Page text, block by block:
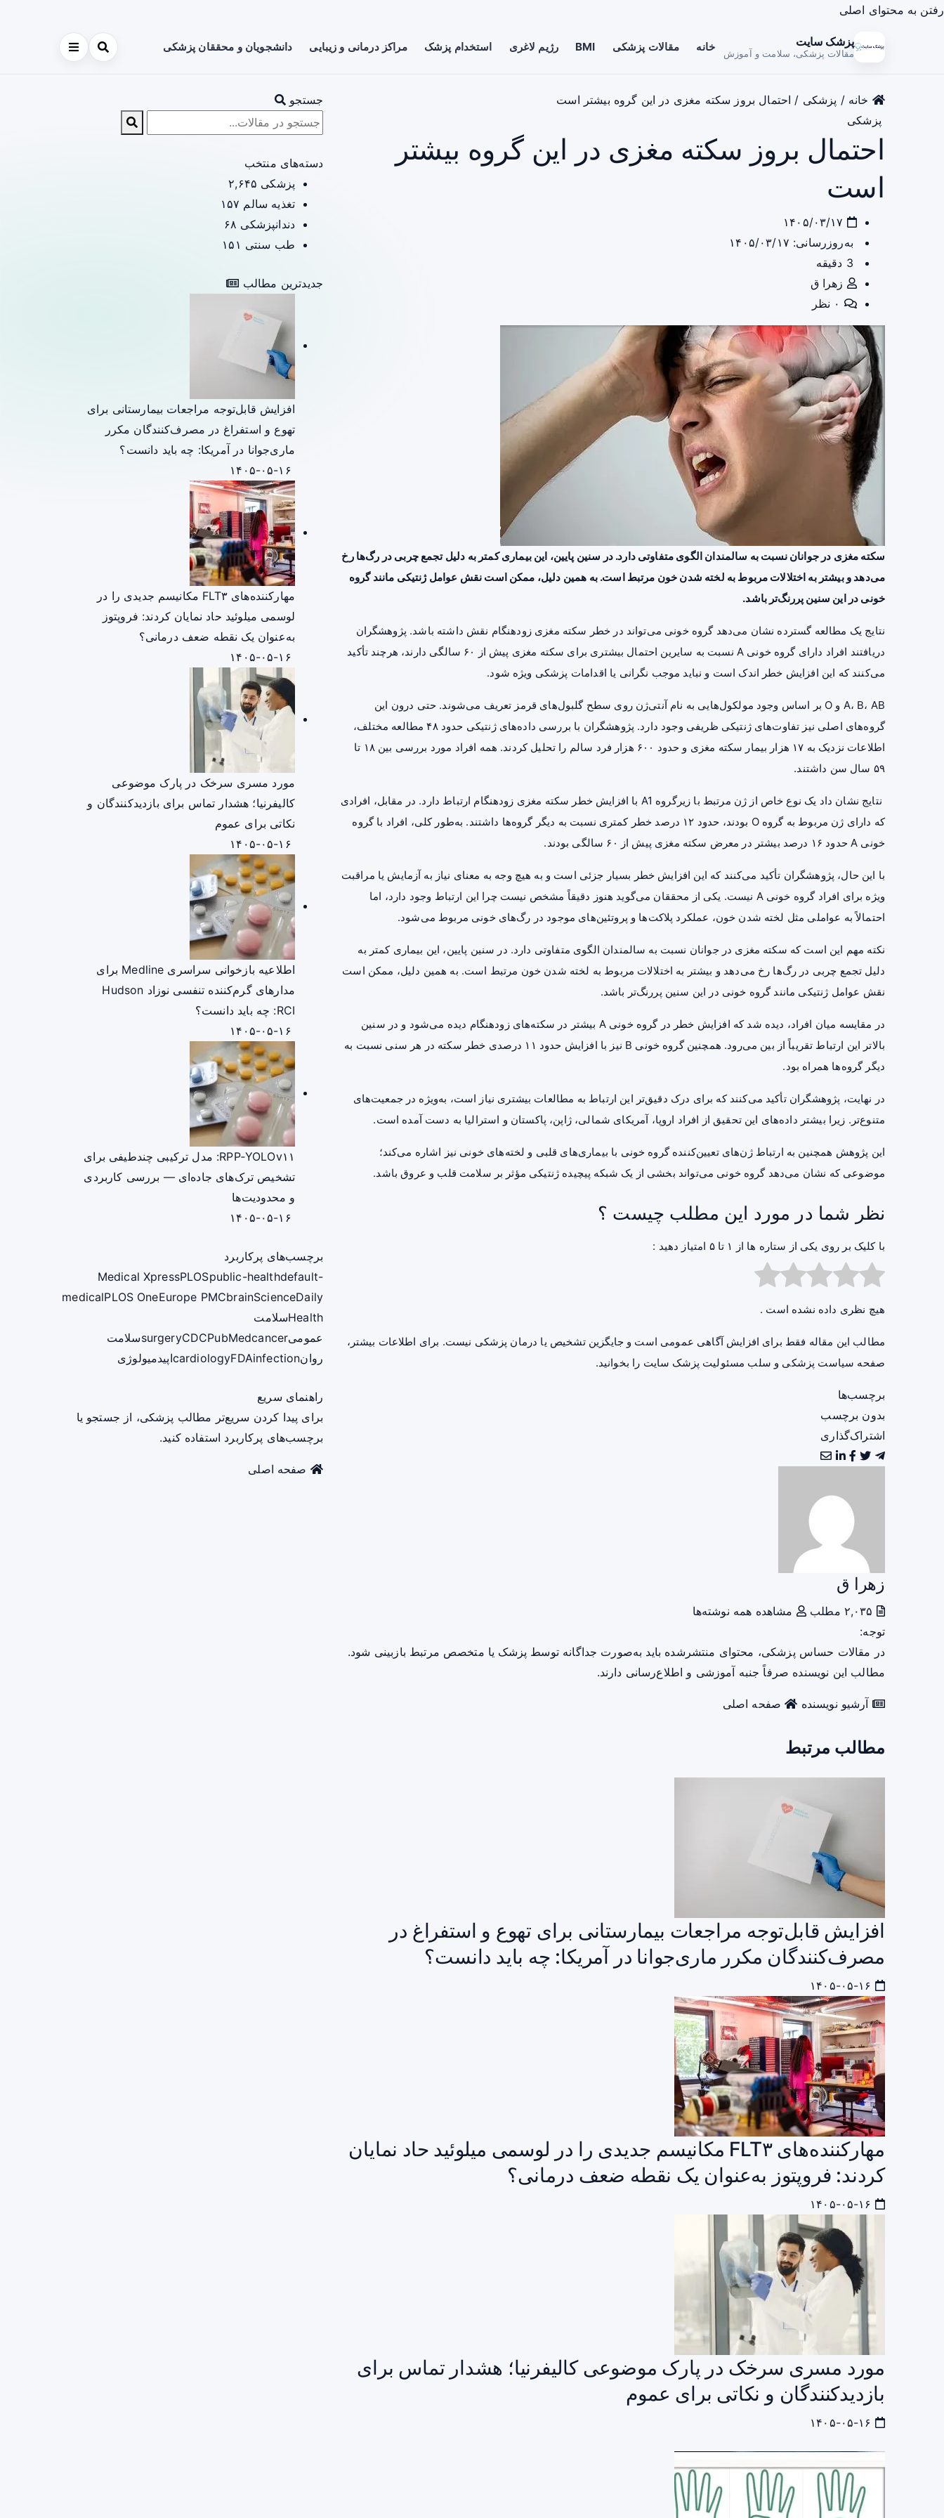
رفتن به محتوای اصلی
پزشک سایت
مقالات پزشکی، سلامت و آموزش خانه مقالات پزشکی BMI رژیم لاغری استخدام پزشک مراکز درمانی و زیبایی دانشجویان و محققان پزشکی
خانه / پزشکی / احتمال بروز سکته مغزی در این گروه بیشتر است
پزشکی
احتمال بروز سکته مغزی در این گروه بیشتر
است
به‌روزرسانی: ۱۴۰۵/۰۳/۱۷
زهرا ق
سکته مغزی در جوانان نسبت به سالمندان الگوی متفاوتی دارد. در سنین پایین، این بیماری کمتر به دلیل تجمع چربی در رگ‌ها رخ
می‌دهد و بیشتر به اختلالات مربوط به لخته شدن خون مرتبط است. به همین دلیل، ممکن است نقش عوامل ژنتیکی مانند گروه
خونی در این سنین پررنگ‌تر باشد.
نتایج یک مطالعه گسترده نشان می‌دهد گروه خونی می‌تواند در خطر سکته مغزی زودهنگام نقش داشته باشد. پژوهشگران
دریافتند افراد دارای گروه خونی A نسبت به سایرین احتمال بیشتری برای سکته مغزی پیش از ۶۰ سالگی دارند، هرچند تأکید
می‌کنند که این افزایش خطر اندک است و نباید موجب نگرانی یا اقدامات پزشکی ویژه شود.
A، B، AB و O بر اساس وجود مولکول‌هایی به نام آنتی‌ژن روی سطح گلبول‌های قرمز تعریف می‌شوند. حتی درون این
گروه‌های اصلی نیز تفاوت‌های ژنتیکی ظریفی وجود دارد. پژوهشگران با بررسی داده‌های ژنتیکی حدود ۴۸ مطالعه مختلف،
اطلاعات نزدیک به ۱۷ هزار بیمار سکته مغزی و حدود ۶۰۰ هزار فرد سالم را تحلیل کردند. همه افراد مورد بررسی بین ۱۸ تا
۵۹ سال سن داشتند.
نتایج نشان داد یک نوع خاص از ژن مرتبط با زیرگروه A1 با افزایش خطر سکته مغزی زودهنگام ارتباط دارد. در مقابل، افرادی
که دارای ژن مربوط به گروه O بودند، حدود ۱۲ درصد خطر کمتری نسبت به دیگر گروه‌ها داشتند. به‌طور کلی، افراد با گروه
خونی A حدود ۱۶ درصد بیشتر در معرض سکته مغزی پیش از ۶۰ سالگی بودند.
با این حال، پژوهشگران تأکید می‌کنند که این افزایش خطر بسیار جزئی است و به هیچ وجه به معنای نیاز به آزمایش یا مراقبت
ویژه برای افراد گروه خونی A نیست. یکی از محققان می‌گوید هنوز دقیقاً مشخص نیست چرا این ارتباط وجود دارد، اما
احتمالاً به عواملی مثل لخته شدن خون، عملکرد پلاکت‌ها و پروتئین‌های موجود در رگ‌های خونی مربوط می‌شود.
نکته مهم این است که سکته مغزی در جوانان نسبت به سالمندان الگوی متفاوتی دارد. در سنین پایین، این بیماری کمتر به
دلیل تجمع چربی در رگ‌ها رخ می‌دهد و بیشتر به اختلالات مربوط به لخته شدن خون مرتبط است. به همین دلیل، ممکن است
نقش عوامل ژنتیکی مانند گروه خونی در این سنین پررنگ‌تر باشد.
در مقایسه میان افراد، دیده شد که افزایش خطر در گروه خونی A بیشتر در سکته‌های زودهنگام دیده می‌شود و در سنین
بالاتر این ارتباط تقریباً از بین می‌رود. همچنین گروه خونی B نیز با افزایش حدود ۱۱ درصدی خطر سکته در هر سنی نسبت به
دیگر گروه‌ها همراه بود.
در نهایت، پژوهشگران تأکید می‌کنند که برای درک دقیق‌تر این ارتباط به مطالعات بیشتری نیاز است، به‌ویژه در جمعیت‌های
متنوع‌تر. زیرا بیشتر داده‌های این تحقیق از افراد اروپا، آمریکای شمالی، ژاپن، پاکستان و استرالیا به دست آمده است.
این پژوهش همچنین به ارتباط ژن‌های تعیین‌کننده گروه خونی با بیماری‌های قلبی و لخته‌های خونی نیز اشاره می‌کند؛
موضوعی که نشان می‌دهد گروه خونی می‌تواند بخشی از یک شبکه پیچیده ژنتیکی مؤثر بر سلامت قلب و عروق باشد.
نظر شما در مورد این مطلب چیست ؟
با کلیک بر روی یکی از ستاره ها از ۱ تا ۵ امتیاز دهید :
هیچ نظری داده نشده است .
مطالب این مقاله فقط برای افزایش آگاهی عمومی است و جایگزین تشخیص یا درمان پزشکی نیست. برای اطلاعات بیشتر،
صفحه سیاست پزشکی و سلب مسئولیت پزشک سایت را بخوانید.
برچسب‌ها
بدون برچسب
اشتراک‌گذاری
زهرا ق
مشاهده همه نوشته‌ها
توجه:
در مقالات حساس پزشکی، محتوای منتشرشده باید به‌صورت جداگانه توسط پزشک یا متخصص مرتبط بازبینی شود.
مطالب این نویسنده صرفاً جنبه آموزشی و اطلاع‌رسانی دارند.
آرشیو نویسنده صفحه اصلی
مطالب مرتبط
افزایش قابل‌توجه مراجعات بیمارستانی برای تهوع و استفراغ در
مصرف‌کنندگان مکرر ماری‌جوانا در آمریکا: چه باید دانست؟
مهارکننده‌های FLT۳ مکانیسم جدیدی را در لوسمی میلوئید حاد نمایان
کردند: فروپتوز به‌عنوان یک نقطه ضعف درمانی؟
مورد مسری سرخک در پارک موضوعی کالیفرنیا؛ هشدار تماس برای
بازدیدکنندگان و نکاتی برای عموم
جستجو
دسته‌های منتخب
پزشکی ۲,۶۴۵
تغذیه سالم ۱۵۷
دندانپزشکی ۶۸
طب سنتی ۱۵۱
جدیدترین مطالب
افزایش قابل‌توجه مراجعات بیمارستانی برای
تهوع و استفراغ در مصرف‌کنندگان مکرر
ماری‌جوانا در آمریکا: چه باید دانست؟
مهارکننده‌های FLT۳ مکانیسم جدیدی را در
لوسمی میلوئید حاد نمایان کردند: فروپتوز
به‌عنوان یک نقطه ضعف درمانی؟
مورد مسری سرخک در پارک موضوعی
کالیفرنیا؛ هشدار تماس برای بازدیدکنندگان و
نکاتی برای عموم
اطلاعیه بازخوانی سراسری Medline برای
مدارهای گرم‌کننده تنفسی نوزاد Hudson
RCI: چه باید دانست؟
RPP‑YOLOv۱۱: مدل ترکیبی چندطیفی برای
تشخیص ترک‌های جاده‌ای — بررسی کاربردی
و محدودیت‌ها
برچسب‌های پرکاربرد
Medical XpressPLOSpublic-healthdefault-
medicalPLOS OneEurope PMCbrainScienceDaily
Healthسلامت
عمومی
surgeryCDCPubMedcancer
سلامت
روان
cardiologyFDAinfection اپیدمیولوژی
راهنمای سریع
برای پیدا کردن سریع‌تر مطالب پزشکی، از جستجو یا
برچسب‌های پرکاربرد استفاده کنید.
صفحه اصلی